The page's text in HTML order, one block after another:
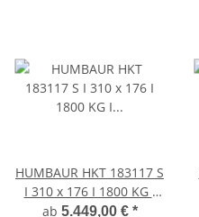
HUMBAUR HKT 183117 S
I 310 x 176 I 1800 KG I
Absenkanhänger mit
ab 5.449,00 € *